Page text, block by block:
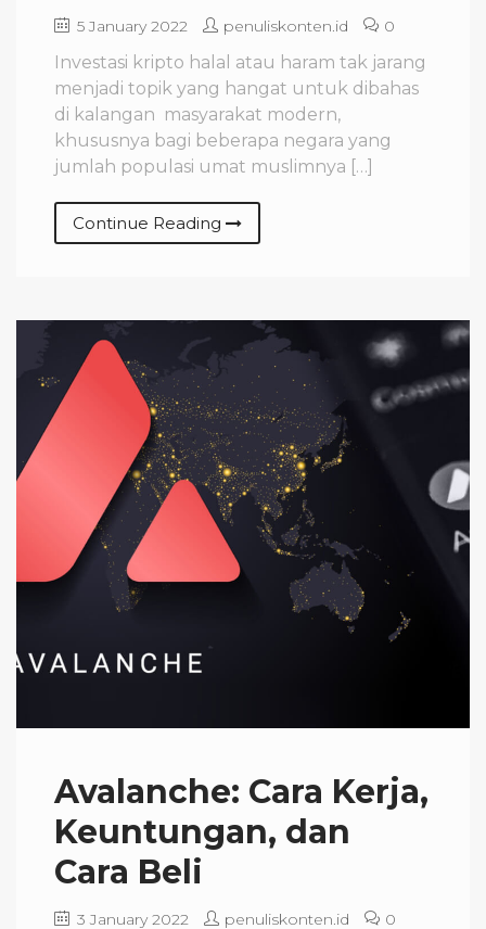
5 January 2022 penuliskonten.id 0
Investasi kripto halal atau haram tak jarang
menjadi topik yang hangat untuk dibahas
di kalangan masyarakat modern,
khususnya bagi beberapa negara yang
jumlah populasi umat muslimnya […]
Continue Reading
Avalanche: Cara Kerja,
Keuntungan, dan
Cara Beli
3 January 2022 penuliskonten.id 0